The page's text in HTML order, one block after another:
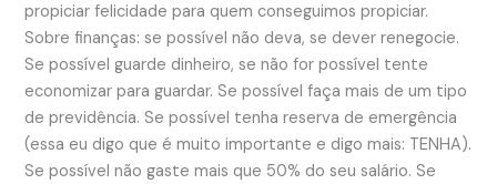
propiciar felicidade para quem conseguimos propiciar.
Sobre finanças: se possível não deva, se dever renegocie.
Se possível guarde dinheiro, se não for possível tente
economizar para guardar. Se possível faça mais de um tipo
de previdência. Se possível tenha reserva de emergência
(essa eu digo que é muito importante e digo mais: TENHA).
Se possível não gaste mais que 50% do seu salário. Se